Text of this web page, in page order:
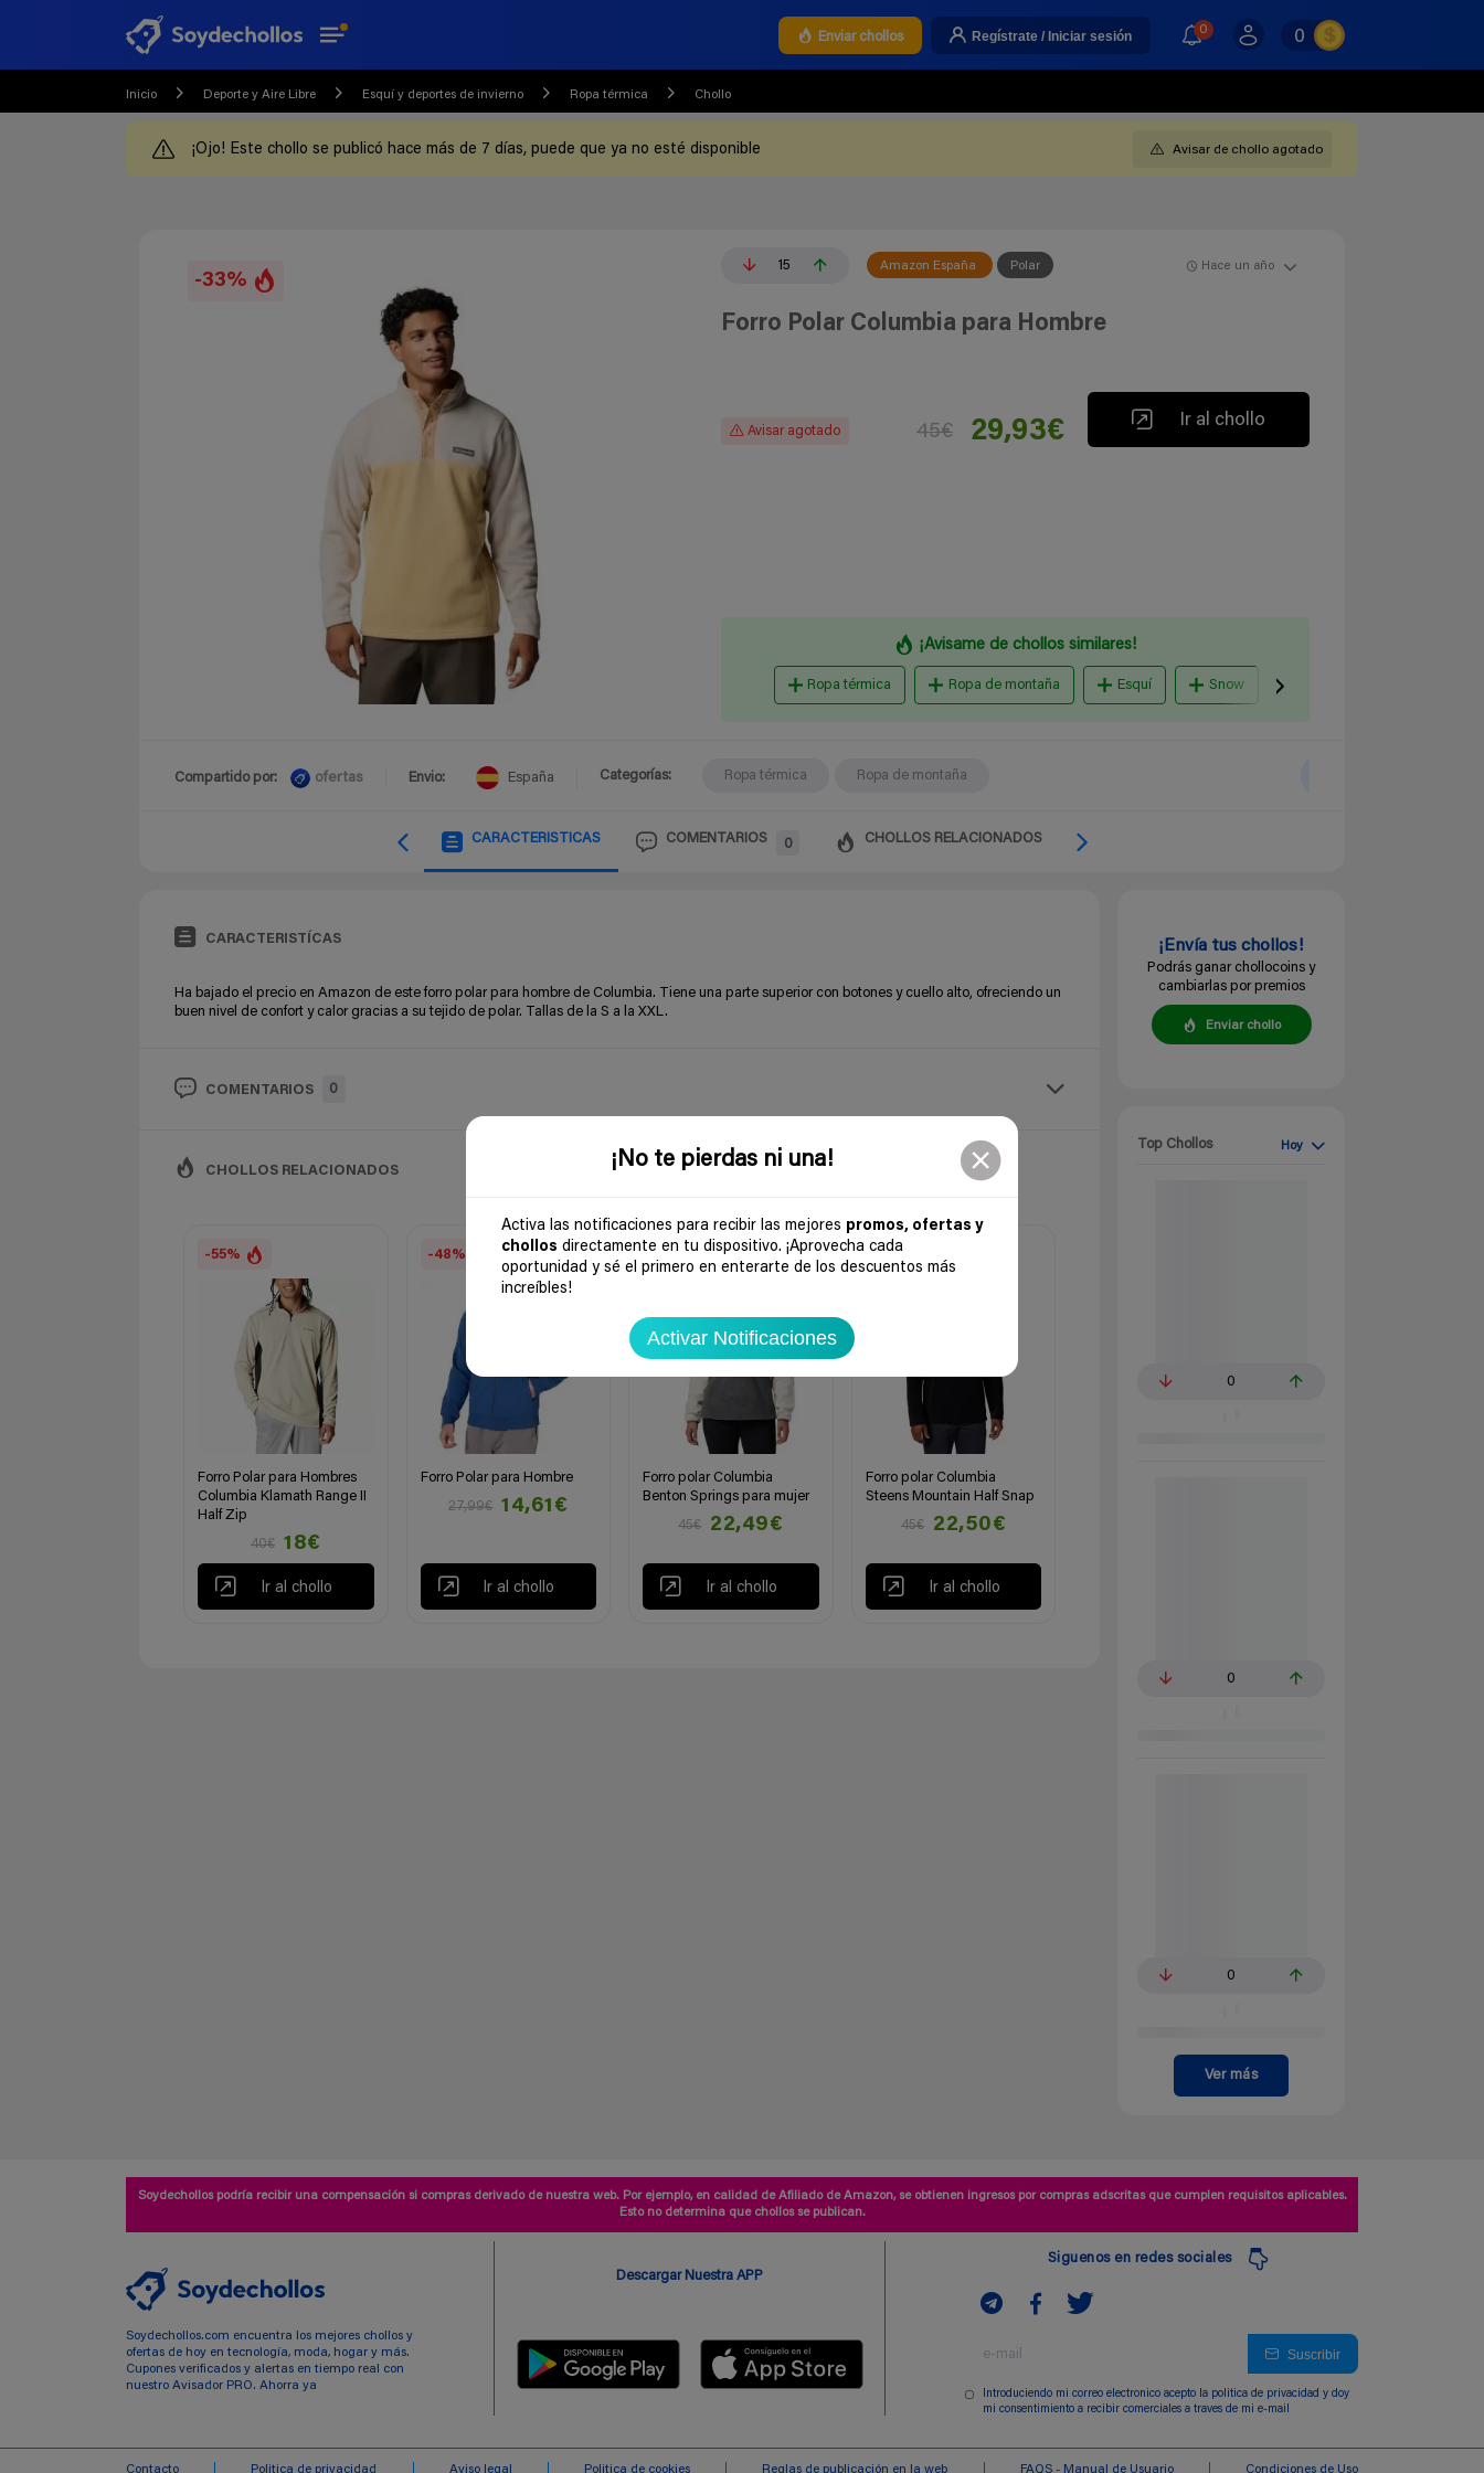
¡No te pierdas ni una!
Activa las notificaciones para recibir las mejores promos, ofertas y
chollos directamente en tu dispositivo. ¡Aprovecha cada
oportunidad y sé el primero en enterarte de los descuentos más
increíbles!
Activar Notificaciones
Enviar chollos Regístrate / Iniciar sesión 0 0
Inicio Deporte y Aire Libre Esquí y deportes de invierno Ropa térmica Chollo
¡Ojo! Este chollo se publicó hace más de 7 días, puede que ya no esté disponible Avisar de chollo agotado
-33%
15 Amazon España Polar Hace un año
Forro Polar Columbia para Hombre
Avisar agotado 45€ 29,93€ Ir al chollo
¡Avisame de chollos similares!
Ropa térmica Ropa de montaña Esquí Snow
Compartido por: ofertas Envio: España Categorías: Ropa térmica Ropa de montaña
CARACTERISTICAS COMENTARIOS 0 CHOLLOS RELACIONADOS
CARACTERISTÍCAS
Ha bajado el precio en Amazon de este forro polar para hombre de Columbia. Tiene una parte superior con botones y cuello alto, ofreciendo un
buen nivel de confort y calor gracias a su tejido de polar. Tallas de la S a la XXL.
COMENTARIOS 0
CHOLLOS RELACIONADOS
-55%
Forro Polar para Hombres
Columbia Klamath Range II
Half Zip
40€
18€
Ir al chollo
-48%
Forro Polar para Hombre
27,99€
14,61€
Ir al chollo
-50%
Forro polar Columbia
Benton Springs para mujer
45€
22,49€
Ir al chollo
-50%
Forro polar Columbia
Steens Mountain Half Snap
45€
22,50€
Ir al chollo
¡Envía tus chollos!
Podrás ganar chollocoins y
cambiarlas por premios
Enviar chollo
Top Chollos Hoy
0
0
0
Ver más
Soydechollos podría recibir una compensación si compras derivado de nuestra web. Por ejemplo, en calidad de Afiliado de Amazon, se obtienen ingresos por compras adscritas que cumplen requisitos aplicables.
Esto no determina que chollos se publican.
Soydechollos.com encuentra los mejores chollos y
ofertas de hoy en tecnología, moda, hogar y más.
Cupones verificados y alertas en tiempo real con
nuestro Avisador PRO. Ahorra ya
Descargar Nuestra APP
Siguenos en redes sociales
Suscribir
Introduciendo mi correo electronico acepto la politica de privacidad y doy
mi consentimiento a recibir comerciales a traves de mi e-mail
Contacto Politica de privacidad Aviso legal Politica de cookies Reglas de publicación en la web FAQS - Manual de Usuario Condiciones de Uso